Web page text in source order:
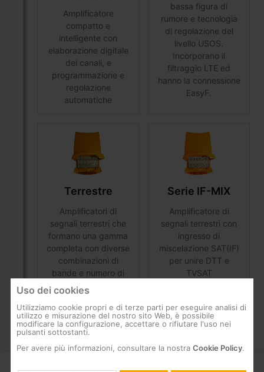
Amplificatore
compatto e
intelligente con
elaborazione digitale
dei canali, e
programmazione e
regolazione
automatiche
bassa figura di
rumore e tecnologia
di regolazione del
livello USOS.
Incorporano il
filtraggio LTE ed
hanno la connessione
EasyF.
Terrestre
Amplificatori di
segnali terrestri che
formano una gamma
completa con diverse
combinazioni di
bande e numero di
ingressi
Serie IF-MIX
Amplificatore di
segnali terrestri con
ingresso di
miscelazione SAT(IF)
per unire DTT e
TVSAT
Uso dei cookies
Utilizziamo cookie propri e di terze parti per eseguire analisi di
utilizzo e misurazione del nostro sito Web, è possibile
modificare la configurazione, accettare o rifiutare l'uso nei
pulsanti sottostanti.
Per avere più informazioni, consultare la nostra Cookie Policy.